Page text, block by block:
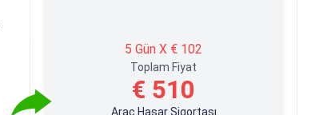
5 Gün X € 102
Toplam Fiyat
€ 510
Araç Hasar Sigortası